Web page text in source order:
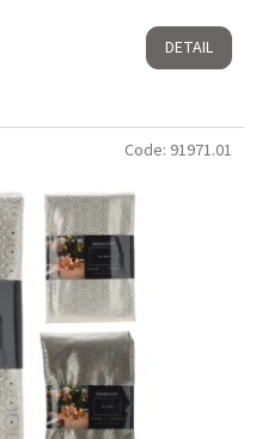
DETAIL
Code: 91971.01